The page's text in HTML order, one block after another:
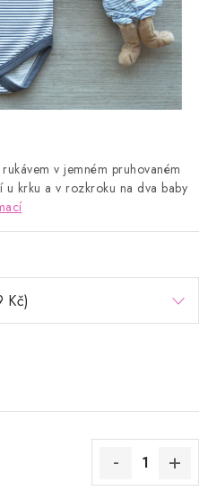
a platba
a výměnu
Blog
v jemném pruhovaném
u krku a v rozkroku na dva baby